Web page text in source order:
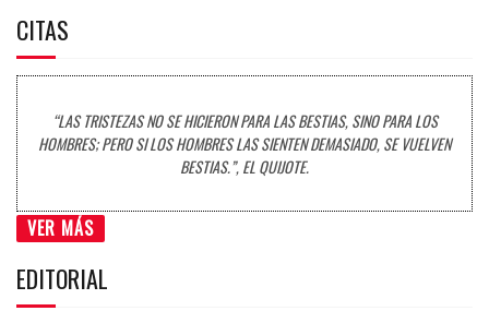
CITAS
“LAS TRISTEZAS NO SE HICIERON PARA LAS BESTIAS, SINO PARA LOS
HOMBRES; PERO SI LOS HOMBRES LAS SIENTEN DEMASIADO, SE VUELVEN
BESTIAS.”, EL QUIJOTE.
VER MÁS
EDITORIAL